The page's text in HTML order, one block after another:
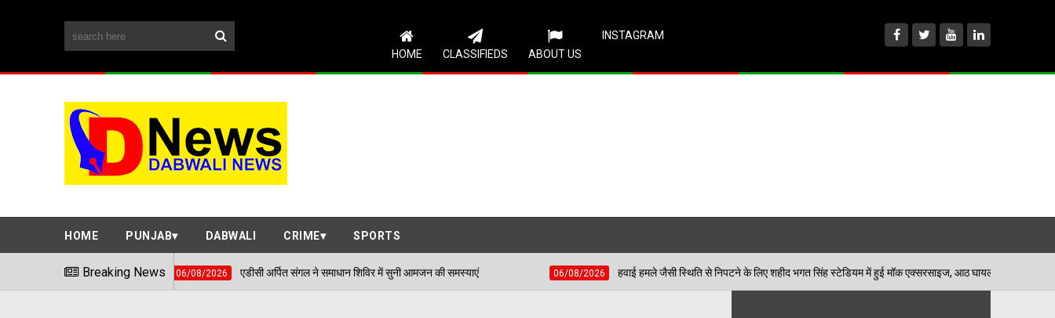
HOME CLASSIFIEDS ABOUT US
INSTAGRAM
HOME PUNJAB DABWALI CRIME SPORTS
Breaking News
06/08/2026 एडीसी अर्पित संगल ने समाधान शिविर में सुनी आमजन की समस्याएं 06/08/2026 हवाई हमले जैसी स्थिति से निपटने के लिए शहीद भगत सिंह स्टेडियम में हुई मॉक एक्सरसाइज, आठ घायलों का किया गया रेस्क्यू